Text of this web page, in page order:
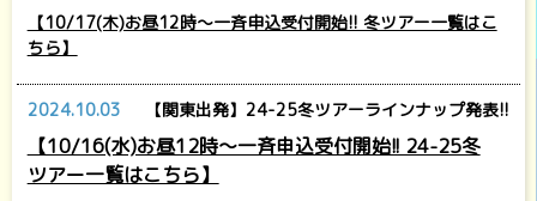
【10/17(木)お昼12時～一斉申込受付開始!! 冬ツアー一覧はこ
ちら】
2024.10.03 【関東出発】24-25冬ツアーラインナップ発表!!
【10/16(水)お昼12時～一斉申込受付開始!! 24-25冬
ツアー一覧はこちら】